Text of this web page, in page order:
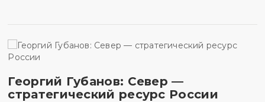
Георгий Губанов: Север —
стратегический ресурс России